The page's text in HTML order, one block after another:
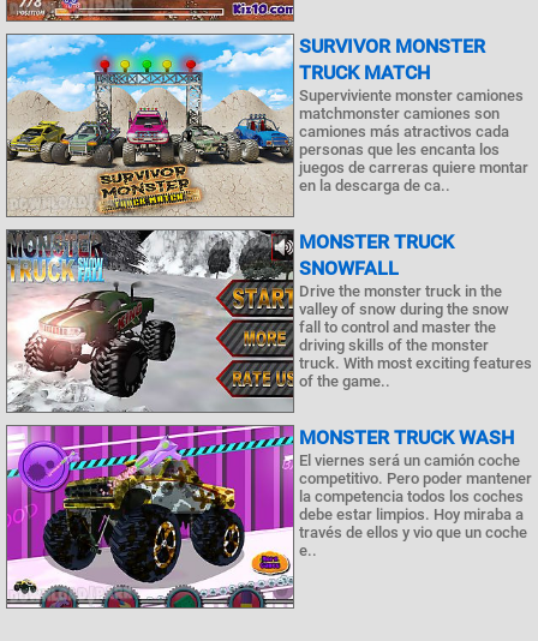
SURVIVOR MONSTER
TRUCK MATCH
Superviviente monster camiones
matchmonster camiones son
camiones más atractivos cada
personas que les encanta los
juegos de carreras quiere montar
en la descarga de ca..
MONSTER TRUCK
SNOWFALL
Drive the monster truck in the
valley of snow during the snow
fall to control and master the
driving skills of the monster
truck. With most exciting features
of the game..
MONSTER TRUCK WASH
El viernes será un camión coche
competitivo. Pero poder mantener
la competencia todos los coches
debe estar limpios. Hoy miraba a
través de ellos y vio que un coche
e..